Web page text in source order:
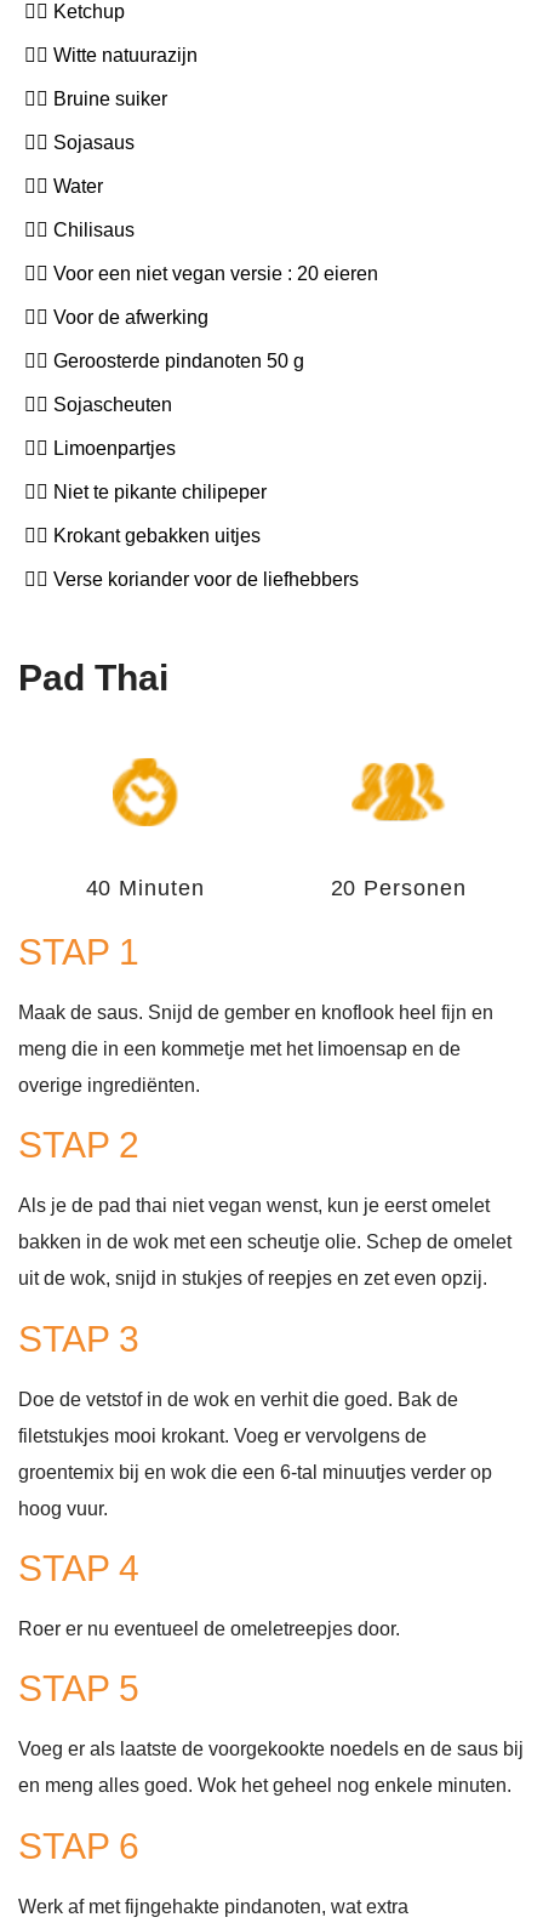
Ketchup
Witte natuurazijn
Bruine suiker
Sojasaus
Water
Chilisaus
Voor een niet vegan versie : 20 eieren
Voor de afwerking
Geroosterde pindanoten 50 g
Sojascheuten
Limoenpartjes
Niet te pikante chilipeper
Krokant gebakken uitjes
Verse koriander voor de liefhebbers
Pad Thai
40 Minuten 20 Personen
STAP 1
Maak de saus. Snijd de gember en knoflook heel fijn en
meng die in een kommetje met het limoensap en de
overige ingrediënten.
STAP 2
Als je de pad thai niet vegan wenst, kun je eerst omelet
bakken in de wok met een scheutje olie. Schep de omelet
uit de wok, snijd in stukjes of reepjes en zet even opzij.
STAP 3
Doe de vetstof in de wok en verhit die goed. Bak de
filetstukjes mooi krokant. Voeg er vervolgens de
groentemix bij en wok die een 6-tal minuutjes verder op
hoog vuur.
STAP 4
Roer er nu eventueel de omeletreepjes door.
STAP 5
Voeg er als laatste de voorgekookte noedels en de saus bij
en meng alles goed. Wok het geheel nog enkele minuten.
STAP 6
Werk af met fijngehakte pindanoten, wat extra